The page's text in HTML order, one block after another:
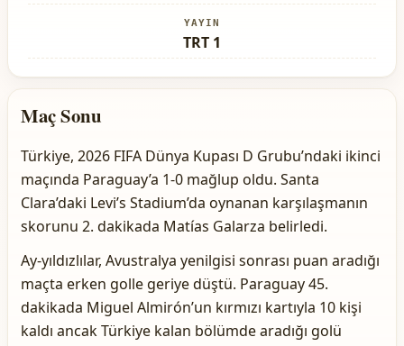
YAYIN
TRT 1
Maç Sonu
Türkiye, 2026 FIFA Dünya Kupası D Grubu’ndaki ikinci
maçında Paraguay’a 1-0 mağlup oldu. Santa
Clara’daki Levi’s Stadium’da oynanan karşılaşmanın
skorunu 2. dakikada Matías Galarza belirledi.
Ay-yıldızlılar, Avustralya yenilgisi sonrası puan aradığı
maçta erken golle geriye düştü. Paraguay 45.
dakikada Miguel Almirón’un kırmızı kartıyla 10 kişi
kaldı ancak Türkiye kalan bölümde aradığı golü